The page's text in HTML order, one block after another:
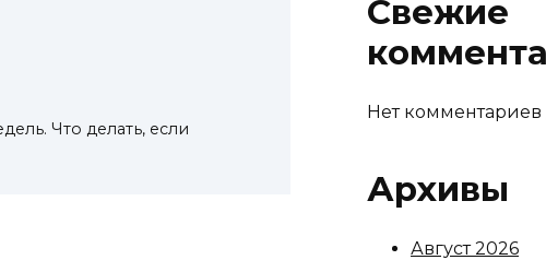
Что делать, если
Свежие
Нет комментариев
Архивы
Август 2026